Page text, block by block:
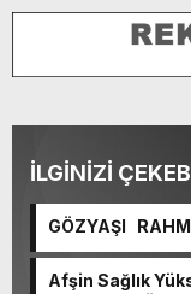
İLGİNİZİ
GÖZYAŞI
Afşin Sağlık